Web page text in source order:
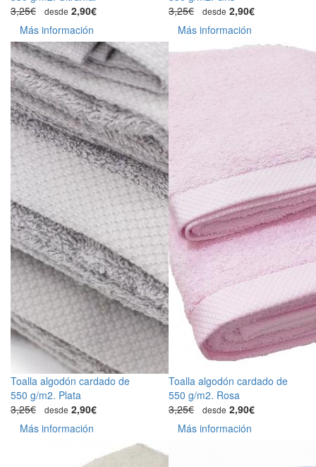
3,25€
desde 2,90€
Más información
3,25€
desde 2,90€
Más información
Toalla algodón cardado de
550 g/m2. Plata
3,25€
desde 2,90€
Más información
Toalla algodón cardado de
550 g/m2. Rosa
3,25€
desde 2,90€
Más información